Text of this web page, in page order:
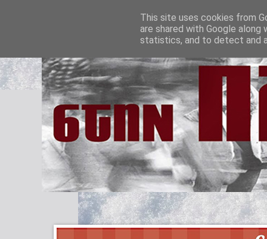
This site uses cookies from
are shared with Google
statistics, and to detect and